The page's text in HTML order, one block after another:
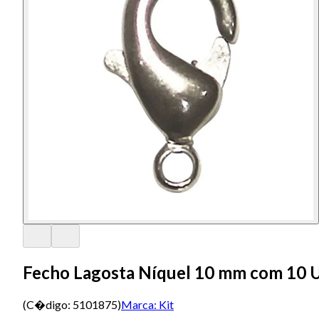
Fecho Lagosta Níquel 10 mm com 10
(C�digo: 5101875)Marca: Kit